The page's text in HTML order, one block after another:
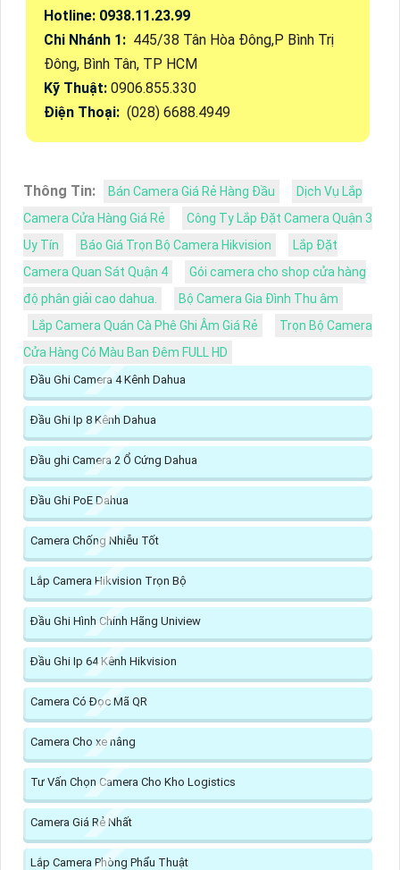
Hotline: 0938.11.23.99
Chi Nhánh 1: 445/38 Tân Hòa Đông,P Bình Trị
Đông, Bình Tân, TP HCM
Kỹ Thuật: 0906.855.330
Điện Thoại: (028) 6688.4949
Thông Tin: Bán Camera Giá Rẻ Hàng Đầu
Dịch Vụ Lắp
Camera Cửa Hàng Giá Rẻ
Công Ty Lắp Đặt Camera Quận 3
Uy Tín
Báo Giá Trọn Bộ Camera Hikvision
Lắp Đặt
Camera Quan Sát Quận 4
Gói camera cho shop cửa hàng
độ phân giải cao dahua.
Bộ Camera Gia Đình Thu âm
Lắp Camera Quán Cà Phê Ghi Âm Giá Rẻ
Trọn Bộ Camera
Cửa Hàng Có Màu Ban Đêm FULL HD
Đầu Ghi Camera 4 Kênh Dahua
Đầu Ghi Ip 8 Kênh Dahua
Đầu ghi Camera 2 Ổ Cứng Dahua
Đầu Ghi PoE Dahua
Camera Chống Nhiễu Tốt
Lắp Camera Hikvision Trọn Bộ
Đầu Ghi Hình Chính Hãng Uniview
Đầu Ghi Ip 64 Kênh Hikvision
Camera Có Đọc Mã QR
Camera Cho xe nâng
Tư Vấn Chọn Camera Cho Kho Logistics
Camera Giá Rẻ Nhất
Lắp Camera Phòng Phẩu Thuật